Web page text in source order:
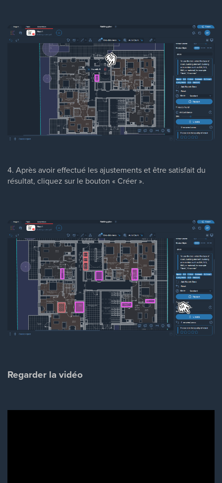
4. Après avoir effectué les ajustements et être satisfait du
résultat, cliquez sur le bouton « Créer ».
Regarder la vidéo